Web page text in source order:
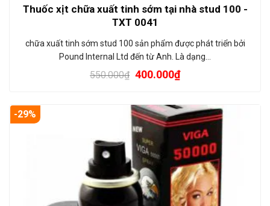
Thuốc xịt chữa xuất tinh sớm tại nhà stud 100 -
TXT 0041
chữa xuất tinh sớm stud 100 sản phẩm được phát triển bởi
Pound Internal Ltd đến từ Anh. Là dạng…
550.000₫ 400.000₫
-29%